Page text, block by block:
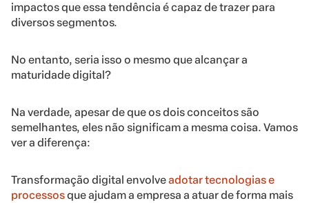
impactos que essa tendência é capaz de trazer para
diversos segmentos.
No entanto, seria isso o mesmo que alcançar a
maturidade digital?
Na verdade, apesar de que os dois conceitos são
semelhantes, eles não significam a mesma coisa. Vamos
ver a diferença:
Transformação digital envolveadotar tecnologias e
processosque ajudam a empresa a atuar de forma mais